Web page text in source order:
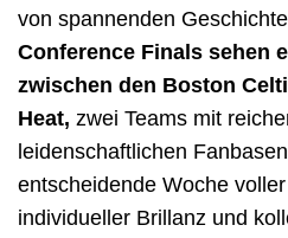
von spannenden
Conference Finals sehen
zwischen den Boston
Heat, zwei Teams mit
leidenschaftlichen
entscheidende Woche
individueller Brillanz und